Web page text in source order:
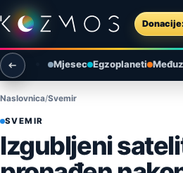
Preskoči na sadržaj
Donacije:
Otvori izbornik
Otvori pretragu
Mjesec Egzoplaneti
Naslovnica Svemir
SVEMIR
Izgubljeni